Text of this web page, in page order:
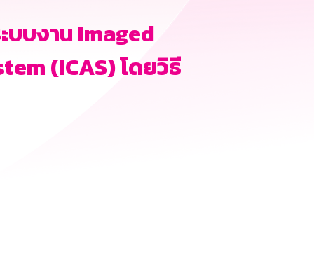
บบงาน Imaged
(ICAS) โดยวิธี